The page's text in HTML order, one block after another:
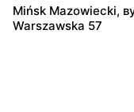
Mińsk Mazowiecki,
Warszawska 57